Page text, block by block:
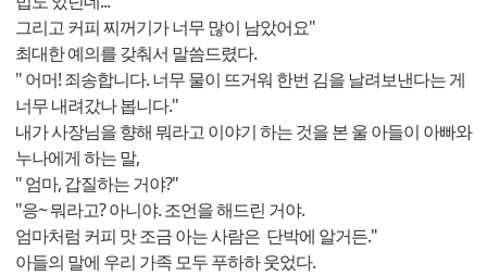
그리고 커피 찌꺼기가 너무 많이 남았어요"
최대한 예의를 갖춰서 말씀드렸다.
" 어머! 죄송합니다. 너무 물이 뜨거워 한번 김을 날려보낸다는 게
너무 내려갔나 봅니다."
내가 사장님을 향해 뭐라고 이야기 하는 것을 본 울 아들이 아빠와
누나에게 하는 말,
" 엄마, 갑질하는 거야?"
"응~ 뭐라고? 아니야. 조언을 해드린 거야.
엄마처럼 커피 맛 조금 아는 사람은 단박에 알거든."
아들의 말에 우리 가족 모두 푸하하 웃었다.